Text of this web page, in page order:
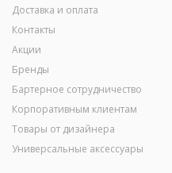
Доставка и оплата
Контакты
Акции
Бренды
Бартерное сотрудничество
Корпоративным клиентам
Товары от дизайнера
Универсальные аксессуары